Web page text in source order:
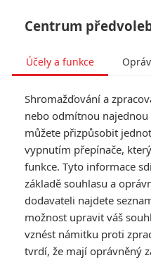
Tag: COVID-
ČLÁNKY FILMY(0) OSOBY(0)
Centrum
Účely a funkce
Shromažďování a
nebo odmítnou
můžete přizpůsobit
vypnutím přepínače,
funkce. Tyto informace
základě souhlasu a
dodavateli najdete
možnost upravit váš
vznést námitku proti
tvrdí, že mají oprávněný